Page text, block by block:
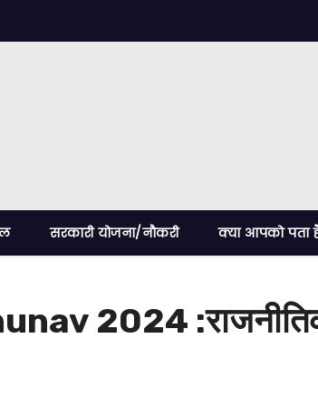
सरकारी योजना/नौकरी क्या आपको पता
2024 :राजनीतिक